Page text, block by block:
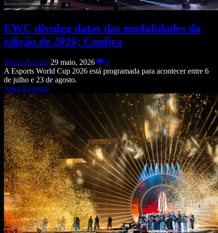
EWC divulga datas das modalidades da
edição de 2026; Confira
Nicole Pereira 29 maio, 2026
0
A Esports World Cup 2026 está programada para acontecer entre 6
de julho e 23 de agosto.
Apex Legends